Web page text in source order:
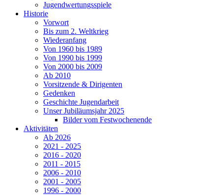
Jugendwertungsspiele
Historie
Vorwort
Bis zum 2. Weltkrieg
Wiederanfang
Von 1960 bis 1989
Von 1990 bis 1999
Von 2000 bis 2009
Ab 2010
Vorsitzende & Dirigenten
Gedenken
Geschichte Jugendarbeit
Unser Jubiläumsjahr 2025
Bilder vom Festwochenende
Aktivitäten
Ab 2026
2021 - 2025
2016 - 2020
2011 - 2015
2006 - 2010
2001 - 2005
1996 - 2000